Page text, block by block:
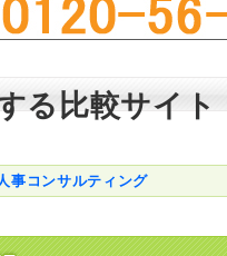
る比較サイト
事コンサルティング